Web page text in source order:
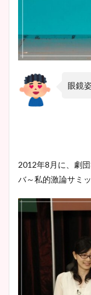
眼鏡
2012年8月に、劇
バ～私的激論サミ